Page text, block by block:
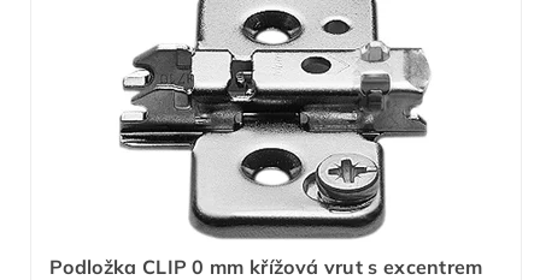
Podložka CLIP 0 mm křížová vrut s excentrem